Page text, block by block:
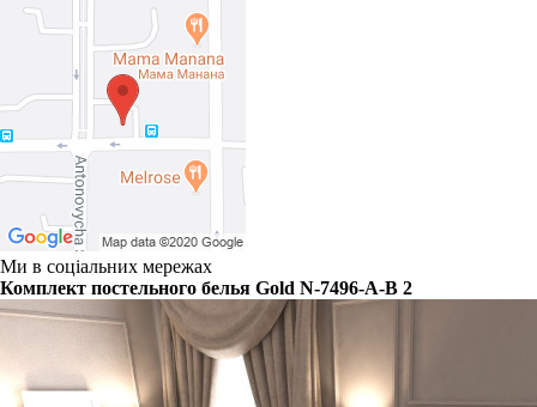
Ми в соціальних мережах
Комплект постельного белья Gold N-7496-A-B 2